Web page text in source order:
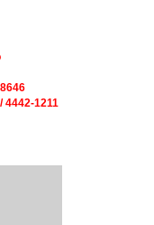
4442-1211